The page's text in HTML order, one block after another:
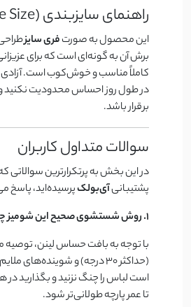
راهنمای سایزبندی (Free Size)
این محصول به صورتفری سایز
برش آن به گونه‌ای است که برای
کاملاً مناسب و خوش‌کوب است.
در طول روز احساس محدودیت نکنید
برقرار باشد.
سوالات متداول کاربران
در این بخش به پرتکرارترین سوالاتی
پشتیبانیآی‌بولکپرسیده‌اید، پاسخ
۱. روش شستشوی صحیح این شومیز چیست؟
با توجه به بافت حساس لینن،
(حداکثر ۳۰ درجه) و شوینده‌های
است لباس را چنگ نزنید و بگذارید
تا عمر پارچه طولانی‌تر شود.